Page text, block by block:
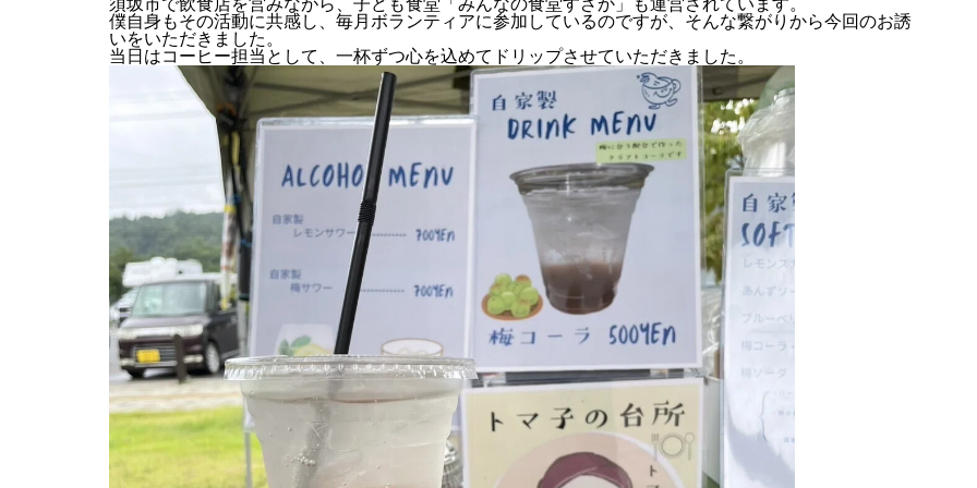
須坂市で飲食店を営みながら、子ども食堂「 みんなの食堂すざか 」も運営されています。
僕自身もその活動に共感し、毎月ボランティアに参加しているのですが、そんな繋がりから今回のお誘
いをいただきました。
当日はコーヒー担当として、一杯ずつ心を込めてドリップさせていただきました。